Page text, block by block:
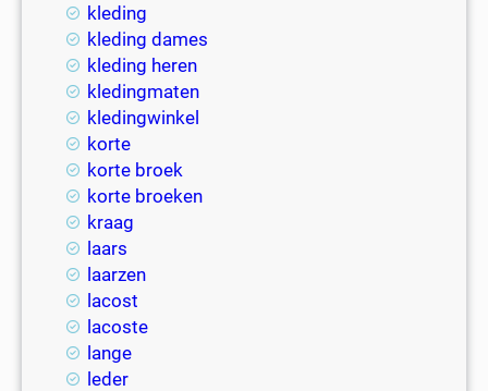
kleding
kleding dames
kleding heren
kledingmaten
kledingwinkel
korte
korte broek
korte broeken
kraag
laars
laarzen
lacost
lacoste
lange
leder